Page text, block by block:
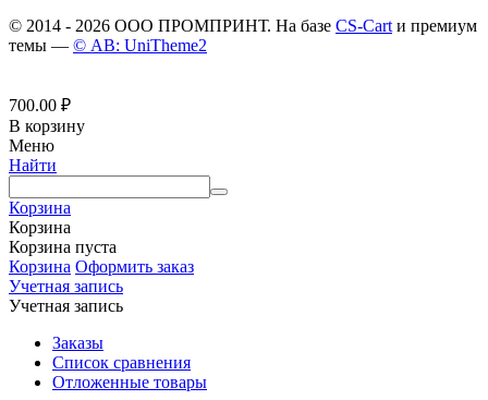
© 2014 - 2026 ООО ПРОМПРИНТ. На базе CS-Cart и премиум
темы — © AB: UniTheme2
700.00 ₽
В корзину
Меню
Найти
Корзина
Корзина
Корзина пуста
Корзина Оформить заказ
Учетная запись
Учетная запись
Заказы
Список сравнения
Отложенные товары